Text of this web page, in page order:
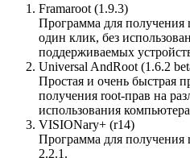
Framaroot (1.9.3)
Программа для получения
один клик, без
поддерживаемых
Universal AndRoot (1.6.2
Простая и очень быстрая
получения root-прав на
использования
VISIONary+ (r14)
Программа для
2.2.1.